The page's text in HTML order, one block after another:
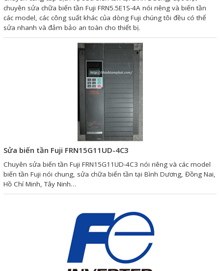
chuyên sửa chữa biến tần Fuji FRN5.5E1S-4A nói riêng và biến tần
các model, các công suất khác của dòng Fuji chúng tôi đều có thể
sửa nhanh và đảm bảo an toàn cho thiết bị.
Sửa biến tần Fuji FRN15G11UD-4C3
Chuyên sửa biến tần Fuji FRN15G11UD-4C3 nói riêng và các model
biến tần Fuji nói chung, sửa chữa biến tần tại Bình Dương, Đồng Nai,
Hồ Chí Minh, Tây Ninh…
Lập trình màn hình HMI
Lập trình hệ thống Scada
Lập trình hệ thống Servo
Lấy Chương Trình HMI
Hình ảnh sửa chữa
Liên hệ
Đóng
TRÊN MẠNG XÃ HỘI